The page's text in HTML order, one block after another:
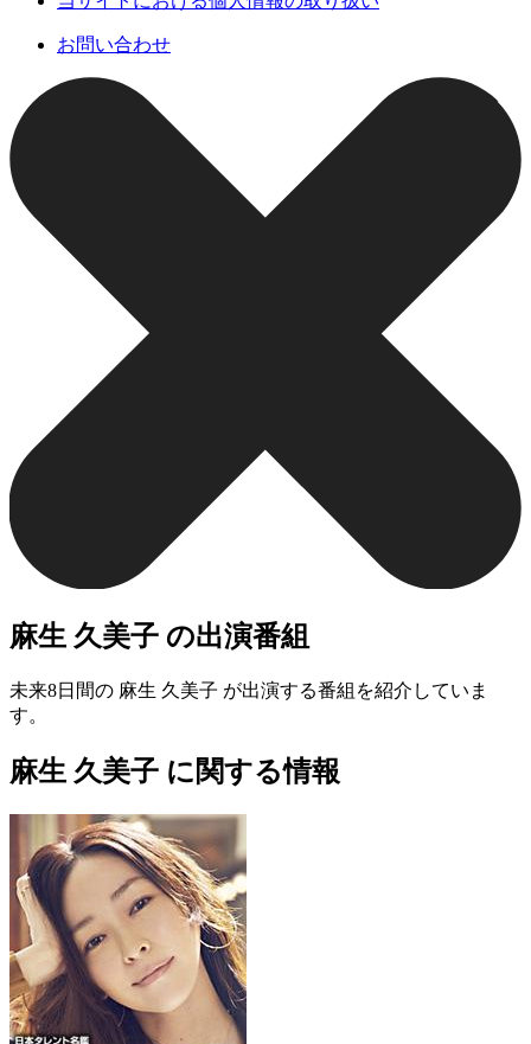
お問い合わせ
麻生 久美子 の出演番組
未来8日間の 麻生 久美子 が出演する番組を紹介していま
す。
麻生 久美子 に関する情報